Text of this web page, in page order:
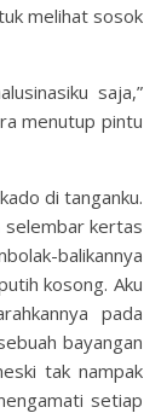
melihat sosok
saja,”
menutup pintu
di tanganku.
selembar kertas
balikannya
kosong. Aku
pada
bayangan
tak nampak
setiap